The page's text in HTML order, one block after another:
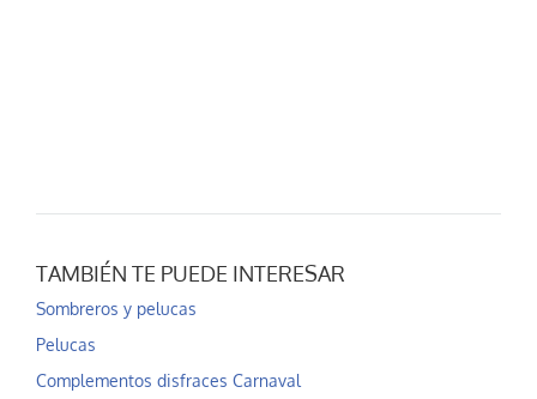
TAMBIÉN TE PUEDE INTERESAR
Sombreros y pelucas
Pelucas
Complementos disfraces Carnaval